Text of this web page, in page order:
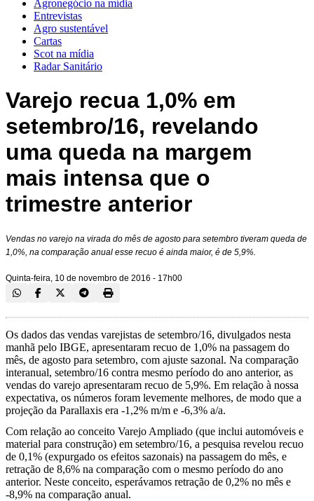
Agronegócio na mídia
Entrevistas
Agro sustentável
Cartas
Scot na mídia
Radar Sanitário
Varejo recua 1,0% em
setembro/16, revelando
uma queda na margem
mais intensa que o
trimestre anterior
Vendas no varejo na virada do mês de agosto para setembro tiveram queda de
1,0%, na comparação anual esse recuo é ainda maior, é de 5,9%.
Quinta-feira, 10 de novembro de 2016 - 17h00
Os dados das vendas varejistas de setembro/16, divulgados nesta
manhã pelo IBGE, apresentaram recuo de 1,0% na passagem do
mês, de agosto para setembro, com ajuste sazonal. Na comparação
interanual, setembro/16 contra mesmo período do ano anterior, as
vendas do varejo apresentaram recuo de 5,9%. Em relação à nossa
expectativa, os números foram levemente melhores, de modo que a
projeção da Parallaxis era -1,2% m/m e -6,3% a/a.
Com relação ao conceito Varejo Ampliado (que inclui automóveis e
material para construção) em setembro/16, a pesquisa revelou recuo
de 0,1% (expurgado os efeitos sazonais) na passagem do mês, e
retração de 8,6% na comparação com o mesmo período do ano
anterior. Neste conceito, esperávamos retração de 0,2% no mês e
-8,9% na comparação anual.